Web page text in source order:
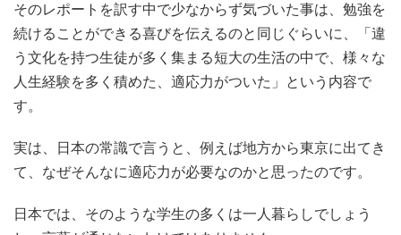
そのレポートを訳す中で少なからず気づいた事は、勉強を
続けることができる喜びを伝えるのと同じぐらいに、「違
う文化を持つ生徒が多く集まる短大の生活の中で、様々な
人生経験を多く積めた、適応力がついた」という内容で
す。
実は、日本の常識で言うと、例えば地方から東京に出てき
て、なぜそんなに適応力が必要なのかと思ったのです。
日本では、そのような学生の多くは一人暮らしでしょう